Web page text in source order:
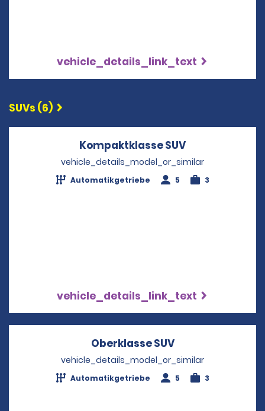
vehicle_details_link_text
SUVs (6)
Kompaktklasse SUV
vehicle_details_model_or_similar
Automatikgetriebe 5 3
vehicle_details_link_text
Oberklasse SUVOpens in a new
vehicle_details_model_or_similar
Automatikgetriebe 5 3